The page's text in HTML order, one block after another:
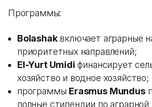
Программы:
Bolashakвключает аграрные
приоритетных направлений;
El-Yurt Umidi финансирует
хозяйство и водное хозяйство;
программы Erasmus Mundus
полные стипендии по аграрной